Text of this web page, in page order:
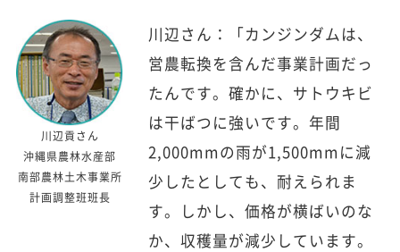
川辺貢さん
沖縄県農林水産部
南部農林土木事業所
計画調整班班長
川辺さん：「カンジンダムは、
営農転換を含んだ事業計画だっ
たんです。確かに、サトウキビ
は干ばつに強いです。年間
2,000mmの雨が1,500mmに減
少したとしても、耐えられま
す。しかし、価格が横ばいのな
か、収穫量が減少しています。